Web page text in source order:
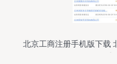
北京工商注册手机版下载